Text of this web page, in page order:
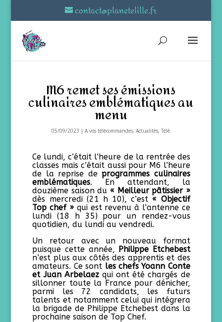
contact@planetelille.fr
M6 remet ses émissions
culinaires emblématiques au
menu
05/09/2023 |A vos télécommandes,Actualités,Télé
Ce lundi, c’était l’heure de la rentrée des
classes mais c’était aussi pour M6 l’heure
de la reprise deprogrammes culinaires
emblématiques. En attendant, la
douzième saison du « Meilleur pâtissier »
dès mercredi (21 h 10), c’est « Objectif
Top chef »qui est revenu à l’antenne ce
lundi (18 h 35) pour un rendez-vous
quotidien, du lundi au vendredi.
Un retour avec un nouveau format
puisque cette année, Philippe Etchebest
n’est plus aux côtés des apprentis et des
amateurs. Ce sont les chefs Yoann Conte
et Juan Arbelaezqui ont été chargés de
sillonner toute la France pour dénicher,
parmi les 72 candidats, les futurs
talents et notamment celui qui intégrera
la brigade de Philippe Etchebest dans la
prochaine saison de Top Chef.